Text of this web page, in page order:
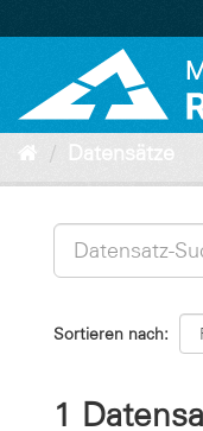
zum
Datensätze
Sortieren nach
1